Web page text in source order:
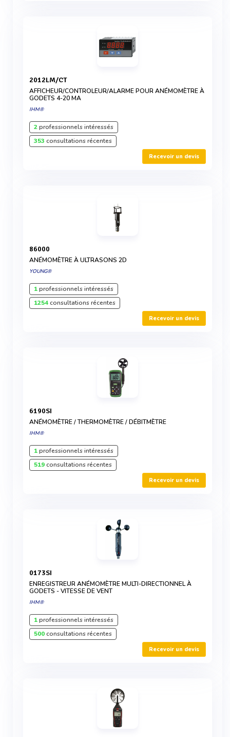
2012LM/CT
AFFICHEUR/CONTROLEUR/ALARME POUR ANÉMOMÈTRE À
GODETS 4-20 MA
IHM®
2professionnels intéressés
353 consultations récentes
Recevoir un devis
86000
ANÉMOMÈTRE À ULTRASONS 2D
YOUNG®
1professionnels intéressés
1254consultations récentes
Recevoir un devis
6190SI
ANÉMOMÈTRE / THERMOMÈTRE / DÉBITMÈTRE
IHM®
1professionnels intéressés
519consultations récentes
Recevoir un devis
0173SI
ENREGISTREUR ANÉMOMÈTRE MULTI-DIRECTIONNEL À
GODETS - VITESSE DE VENT
IHM®
1professionnels intéressés
500consultations récentes
Recevoir un devis